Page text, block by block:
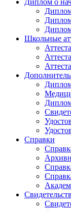
Диплом о
Школьные
Справки